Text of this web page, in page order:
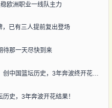
欧洲职业一线队主力
已有三人提前复出登场
待那一天尽快到来
恭喜！李月汝拿下大合同！签约安德玛，创中国篮坛历史，3年奔波终开花结果
史，3年奔波开花结果！